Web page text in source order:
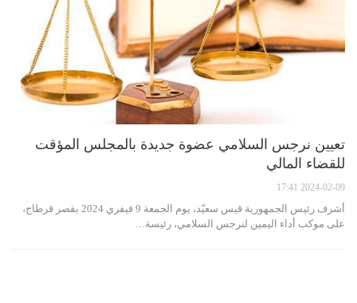
تعيين نرجس السلامي عضوة جديدة بالمجلس المؤقت
للقضاء المالي
2024-02-09 17:41
أشرف رئيس الجمهورية قيس سعيّد، يوم الجمعة 9 فيفري 2024 بقصر قرطاج،
على موكب أداء اليمين لنرجس السلامي، رئيسة…